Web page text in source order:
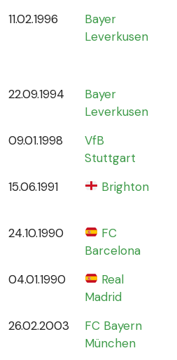
11.02.1996
Bayer
Leverkusen
22.09.1994
Bayer
Leverkusen
09.01.1998
VfB
Stuttgart
15.06.1991 Brighton
24.10.1990
FC
Barcelona
04.01.1990
Real
Madrid
26.02.2003
FC Bayern
München